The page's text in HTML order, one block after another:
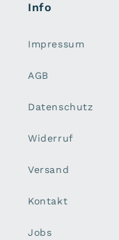
Info
Impressum
AGB
Datenschutz
Widerruf
Versand
Kontakt
Jobs